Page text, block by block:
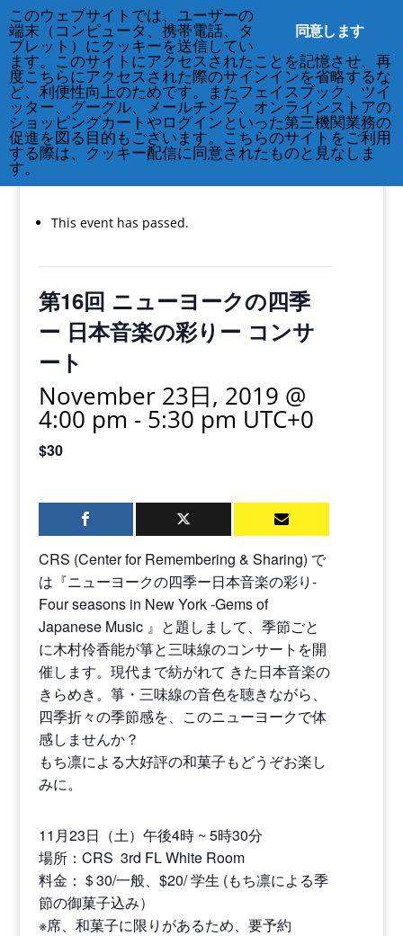
212-677-8621 info@crsny.org
This event has passed.
第16回 ニューヨークの四季
ー 日本音楽の彩りー コンサ
ート
November 23日, 2019 @
4:00 pm - 5:30 pm UTC+0
$30
CRS (Center for Remembering & Sharing) で
は『ニューヨークの四季ー日本音楽の彩り-
Four seasons in New York -Gems of
Japanese Music 』と題しまして、季節ごと
に木村伶香能が箏と三味線のコンサートを開
催します。現代まで紡がれて きた日本音楽の
きらめき。箏・三味線の音色を聴きながら、
四季折々の季節感を、このニューヨークで体
感しませんか？
もち凛による大好評の和菓子もどうぞお楽し
みに。
11月23日（土）午後4時 ~ 5時30分
場所：CRS 3rd FL White Room
料金：＄30/一般、$20/ 学生 (もち凛による季
節の御菓子込み）
※席、和菓子に限りがあるため、要予約
同意します
このウェブサイトでは、ユーザーの
端末（コンピュータ、携帯電話、タ
ブレット）にクッキーを送信してい
ます。このサイトにアクセスされたことを記憶させ、再
度こちらにアクセスされた際のサインインを省略するな
ど、利便性向上のためです。またフェイスブック、ツイ
ッター、グーグル、メールチンプ、オンラインストアの
ショッピングカートやログインといった第三機関業務の
促進を図る目的もございます。こちらのサイトをご利用
する際は、クッキー配信に同意されたものと見なしま
す。